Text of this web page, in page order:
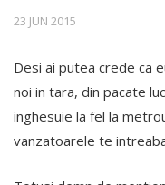
23 JUN 2015
Desi ai putea crede ca
noi in tara, din pacate
inghesuie la fel la
vanzatoarele te